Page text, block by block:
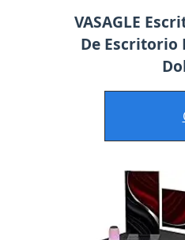
VASAGLE
De Escritorio